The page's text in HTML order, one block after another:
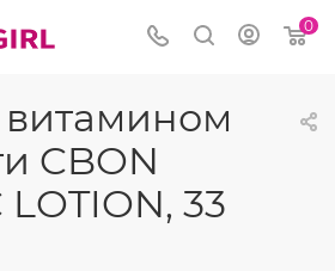
0
CBON
LOTION, 33